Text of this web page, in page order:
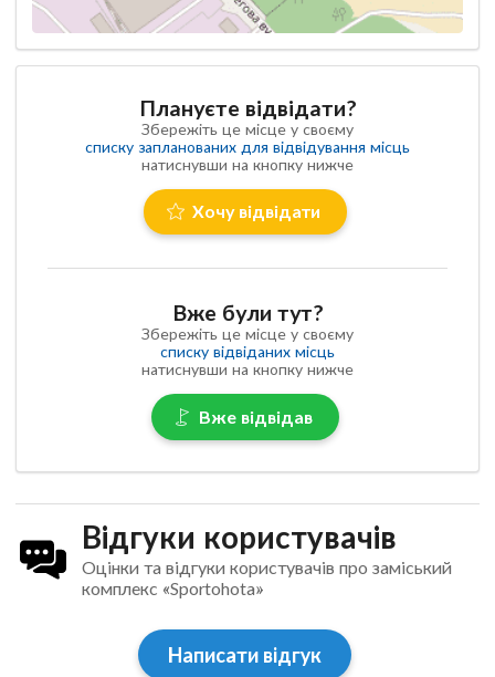
Плануєте відвідати?
Збережіть це місце у своєму
списку запланованих для відвідування місць
натиснувши на кнопку нижче
Хочу відвідати
Вже були тут?
Збережіть це місце у своєму
списку відвіданих місць
натиснувши на кнопку нижче
Вже відвідав
Відгуки користувачів
Оцінки та відгуки користувачів про заміський
комплекс «Sportohota»
Написати відгук